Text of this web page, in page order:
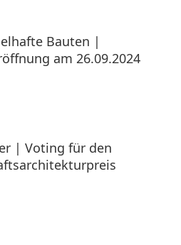
Bauten |
am 26.09.2024
| Voting für den